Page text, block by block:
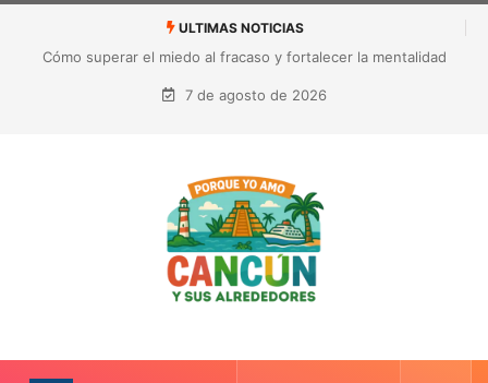
ULTIMAS NOTICIAS
México busca reanudar la exportación de aguacate a Estados
Unidos tras suspensión por alerta de seguridad
7 de agosto de 2026